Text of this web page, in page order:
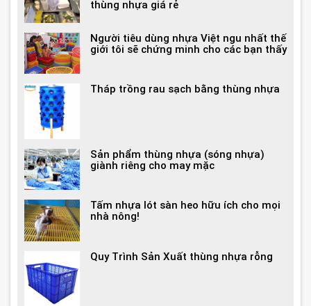
thùng nhựa giá rẻ
Người tiêu dùng nhựa Việt ngu nhất thế
giới tôi sẽ chứng minh cho các bạn thấy
Tháp trồng rau sạch bằng thùng nhựa
Sản phẩm thùng nhựa (sóng nhựa)
giành riêng cho may mặc
Tấm nhựa lót sàn heo hữu ích cho mọi
nhà nông!
Quy Trình Sản Xuất thùng nhựa rỗng